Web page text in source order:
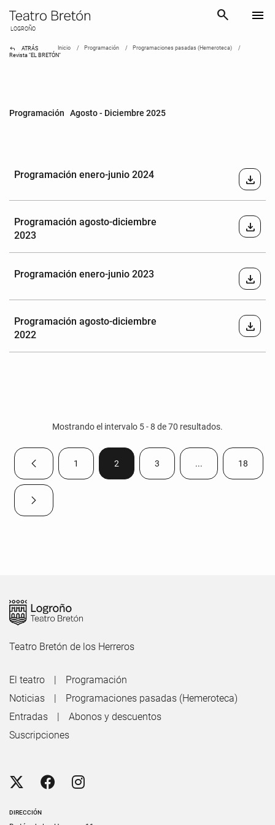
LOGROÑO
search menu
reply ATRÁS Inicio Programación
Programaciones pasadas (Hemeroteca)
Revista "EL BRETÓN"
Programación Agosto - Diciembre 2025
Programación enero-junio 2024 download
Programación agosto-diciembre
2023
download
Programación enero-junio 2023 download
Programación agosto-diciembre
2022
download
Mostrando el intervalo 5 - 8 de 70 resultados.
Página anteriorPágina
1 Página
2 Página
3 ...Páginas Página
18
Página siguiente
Teatro Bretón de los Herreros
DIRECCIÓN
El teatro
Programación
Noticias
Programaciones pasadas (Hemeroteca)
Entradas
Abonos y descuentos
Suscripciones